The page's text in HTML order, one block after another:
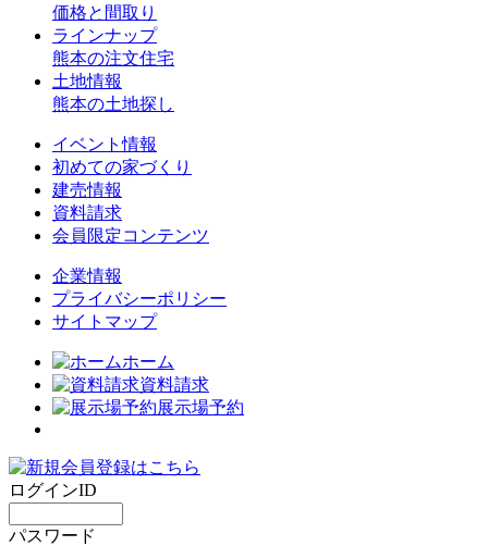
価格と間取り
ラインナップ
熊本の注文住宅
土地情報
熊本の土地探し
イベント情報
初めての家づくり
建売情報
資料請求
会員限定コンテンツ
企業情報
プライバシーポリシー
サイトマップ
ホーム
資料請求
展示場予約
ログインID
パスワード